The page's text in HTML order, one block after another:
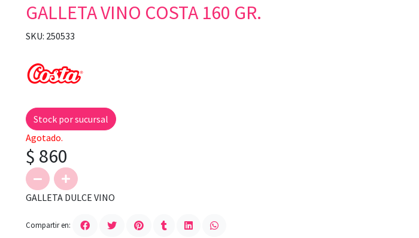
GALLETA VINO COSTA 160 GR.
SKU: 250533
Stock por sucursal
Agotado.
$ 860
GALLETA DULCE VINO
Compartir en: